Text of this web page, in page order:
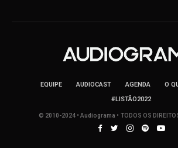
EQUIPE AUDIOCAST AGENDA
O
#LISTÃO2022
© 2010-2024 • Audiograma • TODOS OS